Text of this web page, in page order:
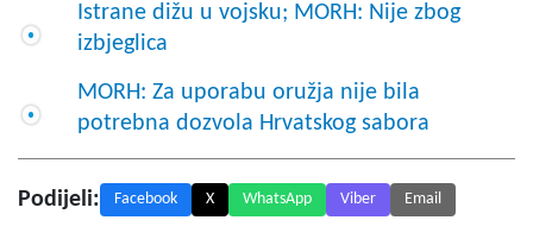
Istrane dižu u vojsku; MORH: Nije zbog
izbjeglica
MORH: Za uporabu oružja nije bila
potrebna dozvola Hrvatskog sabora
Podijeli: Facebook X WhatsApp Viber Email